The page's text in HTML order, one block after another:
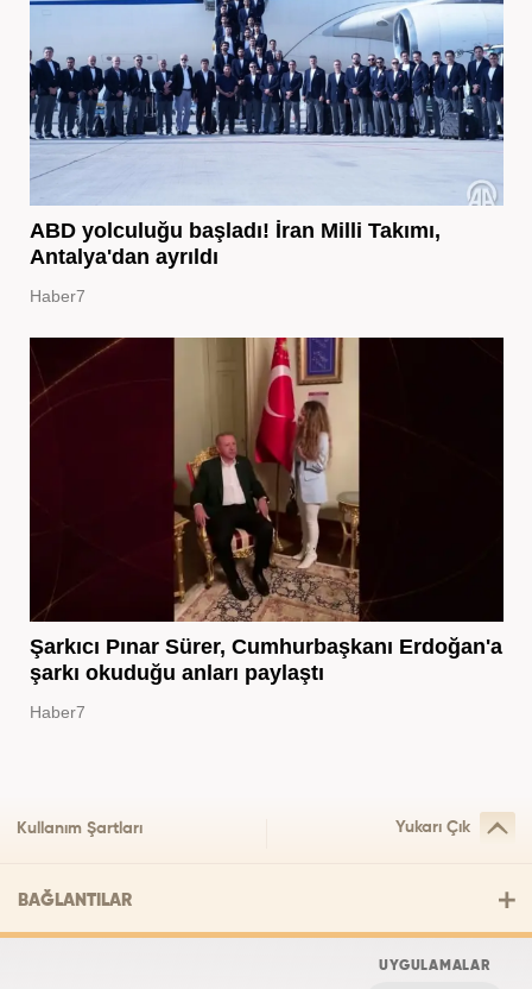
ABD yolculuğu başladı! İran Milli Takımı,
Antalya'dan ayrıldı
Haber7
Şarkıcı Pınar Sürer, Cumhurbaşkanı Erdoğan'a
şarkı okuduğu anları paylaştı
Haber7
Kullanım Şartları Yukarı Çık
BAĞLANTILAR
UYGULAMALAR